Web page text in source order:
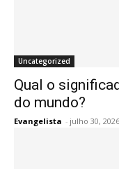
Uncategorized
Qual o
do mundo?
Evangelista - julho 30, 2026